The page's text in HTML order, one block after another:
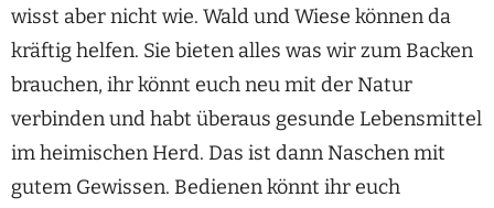
wisst aber nicht wie. Wald und Wiese können da
kräftig helfen. Sie bieten alles was wir zum Backen
brauchen, ihr könnt euch neu mit der Natur
verbinden und habt überaus gesunde Lebensmittel
im heimischen Herd. Das ist dann Naschen mit
gutem Gewissen. Bedienen könnt ihr euch